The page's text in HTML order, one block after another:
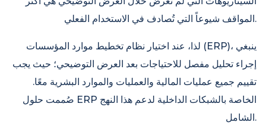
المواقف شيوعاً التي تُصادف في الاستخدام الفعلي.
لذا، عند اختيار نظام تخطيط موارد المؤسسات (ERP)، ينبغي
إجراء تحليل مفصل للاحتياجات بعد العرض التوضيحي؛ حيث يجب
تقييم جميع عمليات المالية والعمليات والموارد البشرية معًا.
صُممت حلول ERP الخاصة بالشبكات الداخلية لدعم هذا النهج
الشامل.